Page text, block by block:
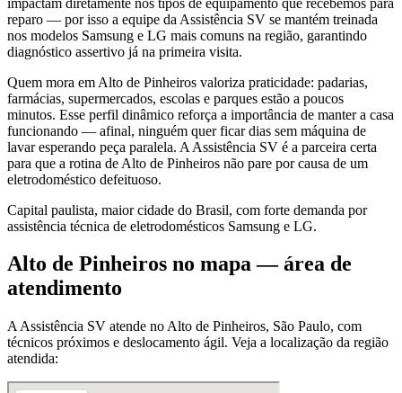
reparo — por isso a equipe da Assistência SV se mantém treinada
nos modelos Samsung e LG mais comuns na região, garantindo
diagnóstico assertivo já na primeira visita.
Quem mora em Alto de Pinheiros valoriza praticidade: padarias,
farmácias, supermercados, escolas e parques estão a poucos
minutos. Esse perfil dinâmico reforça a importância de manter a casa
funcionando — afinal, ninguém quer ficar dias sem máquina de
lavar esperando peça paralela. A Assistência SV é a parceira certa
para que a rotina de Alto de Pinheiros não pare por causa de um
eletrodoméstico defeituoso.
Capital paulista, maior cidade do Brasil, com forte demanda por
assistência técnica de eletrodomésticos Samsung e LG.
Alto de Pinheiros no mapa — área de
atendimento
A Assistência SV atende no Alto de Pinheiros, São Paulo, com
técnicos próximos e deslocamento ágil. Veja a localização da região
atendida: